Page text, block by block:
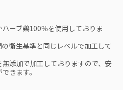
ーブ鶏100％を使用しておりま
衛生基準と同じレベルで加工して
添加で加工しておりますので、安
きます。